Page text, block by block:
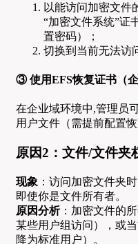
以能访问加密文件
“加密文件系统”证
置密码）；
切换到当前无法访
③ 使用EFS恢复证书（企
在企业域环境中,管理员
用户文件（需提前配置恢
原因2：文件/文件夹
现象 ：访问加密文件夹
即使你是文件所有者。
原因分析：加密文件的
某些用户组访问），或
降为标准用户）。